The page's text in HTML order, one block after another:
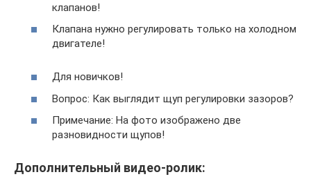
клапанов!
Клапана нужно регулировать только на холодном
двигателе!
Для новичков!
Вопрос: Как выглядит щуп регулировки зазоров?
Примечание: На фото изображено две
разновидности щупов!
Дополнительный видео-ролик: